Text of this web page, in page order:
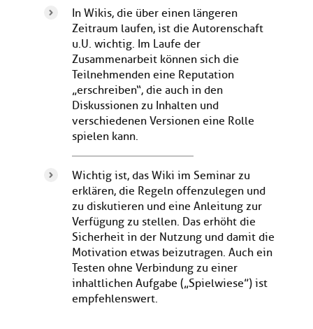
In Wikis, die über einen längeren
Zeitraum laufen, ist die Autorenschaft
u.U. wichtig. Im Laufe der
Zusammenarbeit können sich die
Teilnehmenden eine Reputation
„erschreiben“, die auch in den
Diskussionen zu Inhalten und
verschiedenen Versionen eine Rolle
spielen kann.
Wichtig ist, das Wiki im Seminar zu
erklären, die Regeln offenzulegen und
zu diskutieren und eine Anleitung zur
Verfügung zu stellen. Das erhöht die
Sicherheit in der Nutzung und damit die
Motivation etwas beizutragen. Auch ein
Testen ohne Verbindung zu einer
inhaltlichen Aufgabe („Spielwiese”) ist
empfehlenswert.